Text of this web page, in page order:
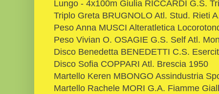
Lungo - 4x100m Giulia RICCARDI G.S.
Triplo Greta BRUGNOLO Atl. Stud. Rieti
Peso Anna MUSCI Alteratletica
Peso Vivian O. OSAGIE G.S. Self Atl.
Disco Benedetta BENEDETTI C.S.
Disco Sofia COPPARI Atl. Brescia 1950
Martello Keren MBONGO Assindustria
Martello Rachele MORI G.A. Fiamme